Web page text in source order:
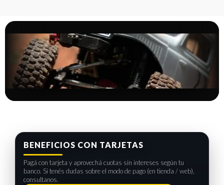
BENEFICIOS CON TARJETAS
Pagá con tarjeta y aprovechá cuotas sin intereses según tu
banco. Si tenés dudas sobre el modo de pago (en tienda / web),
consultanos.